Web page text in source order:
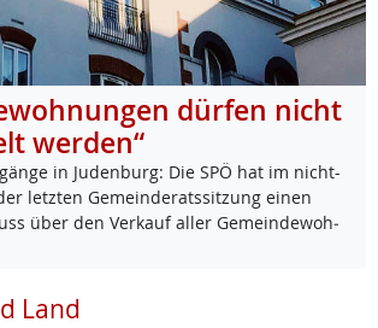
dürfen nicht
werden“
in Ju­den­burg: Die SPÖ hat im nicht-
letz­ten Ge­mein­de­rats­sit­zung ei­nen
über den Ver­kauf al­ler Ge­mein­de­woh­
Land